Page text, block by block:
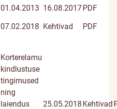
01.04.2013 16.08.2017PDF
07.02.2018 Kehtivad
PDF
Korterelamu
kindlustuse
tingimused
ning
laiendus
25.05.2018 Kehtivad